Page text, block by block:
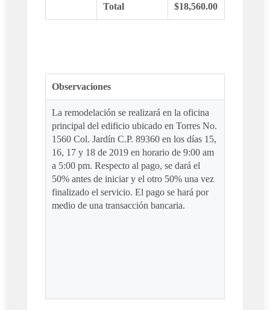
Total $18,560.00
Observaciones
La remodelación se realizará en la oficina
principal del edificio ubicado en Torres No.
1560 Col. Jardín C.P. 89360 en los días 15,
16, 17 y 18 de 2019 en horario de 9:00 am
a 5:00 pm. Respecto al pago, se dará el
50% antes de iniciar y el otro 50% una vez
finalizado el servicio. El pago se hará por
medio de una transacción bancaria.